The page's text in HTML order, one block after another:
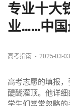
专业十大
业……中国
高考指南 - 2025-03-03
高考志愿的填报，
醍醐灌顶。他详
学生们常常忽略的